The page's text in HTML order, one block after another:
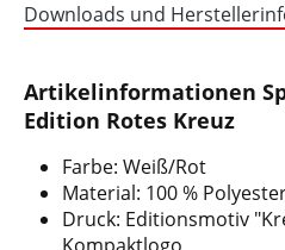
Downloads und
Artikelinformationen
Edition Rotes Kreuz
Farbe: Weiß/Rot
Material: 100 %
Druck: Editionsmotiv